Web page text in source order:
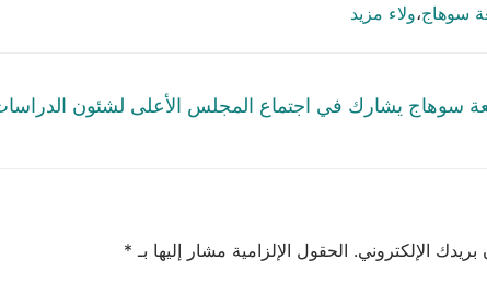
سوهاج،ولاء مزيد
سوهاج يشارك في اجتماع المجلس الأعلى لشئون
الإلكتروني. الحقول الإلزامية مشار إليها بـ *